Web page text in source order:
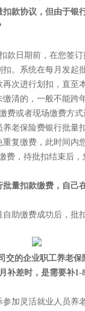
款协议，但由于银
日期前，在您签订
。系统在每月发起
次进行划扣，直至
清的，一般不能跨
或者现场缴费方式
老保险费银行批量
复缴费，此时间内
费，待批扣结束后
量扣款缴费，自己
助缴费成功后，批
交的企业职工养老
补差时，是需要补1-
灵活就业人员养老